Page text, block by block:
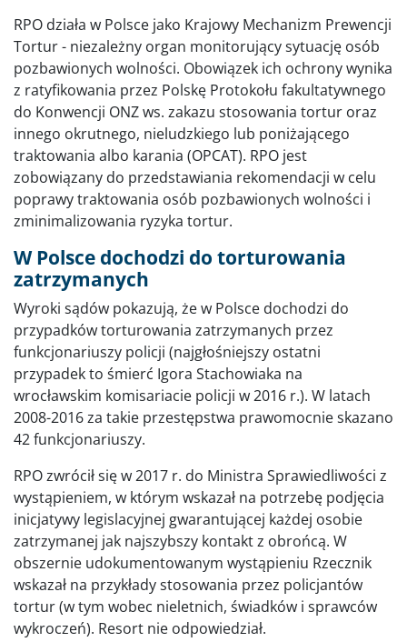
RPO działa w Polsce jako Krajowy Mechanizm Prewencji
Tortur - niezależny organ monitorujący sytuację osób
pozbawionych wolności. Obowiązek ich ochrony wynika
z ratyfikowania przez Polskę Protokołu fakultatywnego
do Konwencji ONZ ws. zakazu stosowania tortur oraz
innego okrutnego, nieludzkiego lub poniżającego
traktowania albo karania (OPCAT). RPO jest
zobowiązany do przedstawiania rekomendacji w celu
poprawy traktowania osób pozbawionych wolności i
zminimalizowania ryzyka tortur.
W Polsce dochodzi do torturowania
zatrzymanych
Wyroki sądów pokazują, że w Polsce dochodzi do
przypadków torturowania zatrzymanych przez
funkcjonariuszy policji (najgłośniejszy ostatni
przypadek to śmierć Igora Stachowiaka na
wrocławskim komisariacie policji w 2016 r.). W latach
2008-2016 za takie przestępstwa prawomocnie skazano
42 funkcjonariuszy.
RPO zwrócił się w 2017 r. do Ministra Sprawiedliwości z
wystąpieniem, w którym wskazał na potrzebę podjęcia
inicjatywy legislacyjnej gwarantującej każdej osobie
zatrzymanej jak najszybszy kontakt z obrońcą. W
obszernie udokumentowanym wystąpieniu Rzecznik
wskazał na przykłady stosowania przez policjantów
tortur (w tym wobec nieletnich, świadków i sprawców
wykroczeń). Resort nie odpowiedział.